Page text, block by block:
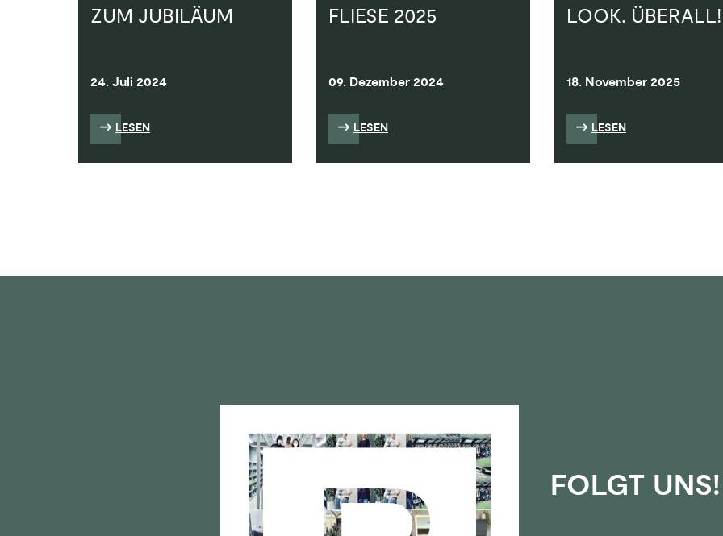
ZUM JUBILÄUM
24. Juli 2024
LESEN
FLIESE 2025
09. Dezember 2024
LESEN
LOOK. ÜBERALL!
18. November 2025
LESEN
FOLGT UNS!